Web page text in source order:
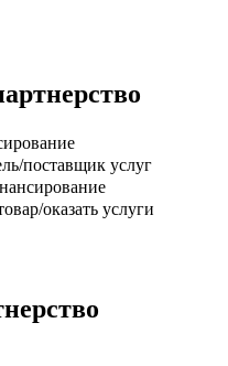
поставщик услуг
оказать услуги